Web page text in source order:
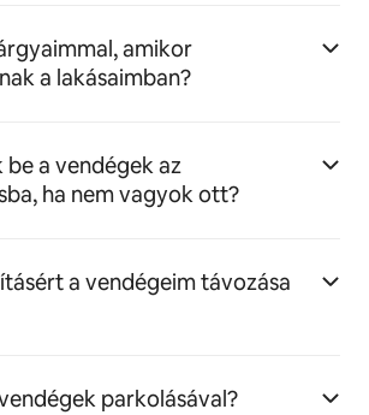
amikor
a lakásaimban?
a vendégek az
ha nem vagyok ott?
a vendégeim távozása
parkolásával?